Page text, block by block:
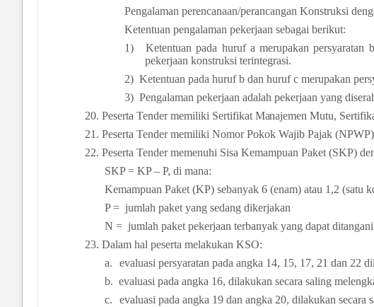
Pengalaman perencanaan/perancangan Konstruksi
Ketentuan pengalaman pekerjaan sebagai berikut:
1)
Ketentuan pada huruf a merupakan persyaratan
pekerjaan konstruksi terintegrasi.
2) Ketentuan pada huruf b dan huruf c merupakan
3) Pengalaman pekerjaan adalah pekerjaan yang
20. Peserta Tender memiliki Sertifikat Manajemen Mutu,
21. Peserta Tender memiliki Nomor Pokok Wajib Pajak
22. Peserta Tender memenuhi Sisa Kemampuan Paket (SKP)
SKP = KP – P, di mana:
Kemampuan Paket (KP) sebanyak 6 (enam) atau 1,2 (satu
P = jumlah paket yang sedang dikerjakan
N = jumlah paket pekerjaan terbanyak yang dapat
23. Dalamhal peserta melakukan KSO:
a.
evaluasi persyaratan pada angka 14, 15, 17, 21 dan 22
b. evaluasi pada angka 16, dilakukan secara saling
c.
evaluasi pada angka 19 dan angka 20, dilakukan secara